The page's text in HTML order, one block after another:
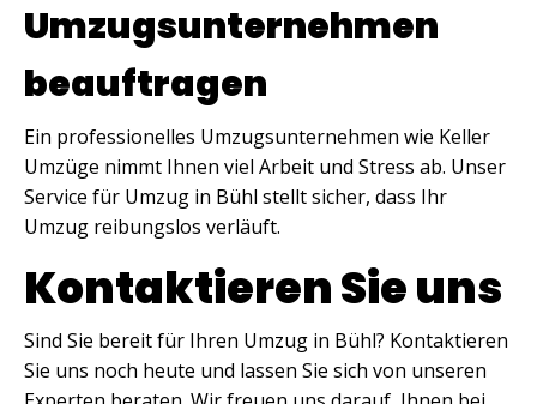
Umzugsunternehmen
beauftragen
Ein professionelles Umzugsunternehmen wie Keller
Umzüge nimmt Ihnen viel Arbeit und Stress ab. Unser
Service für Umzug in Bühl stellt sicher, dass Ihr
Umzug reibungslos verläuft.
Kontaktieren Sie uns
Sind Sie bereit für Ihren Umzug in Bühl? Kontaktieren
Sie uns noch heute und lassen Sie sich von unseren